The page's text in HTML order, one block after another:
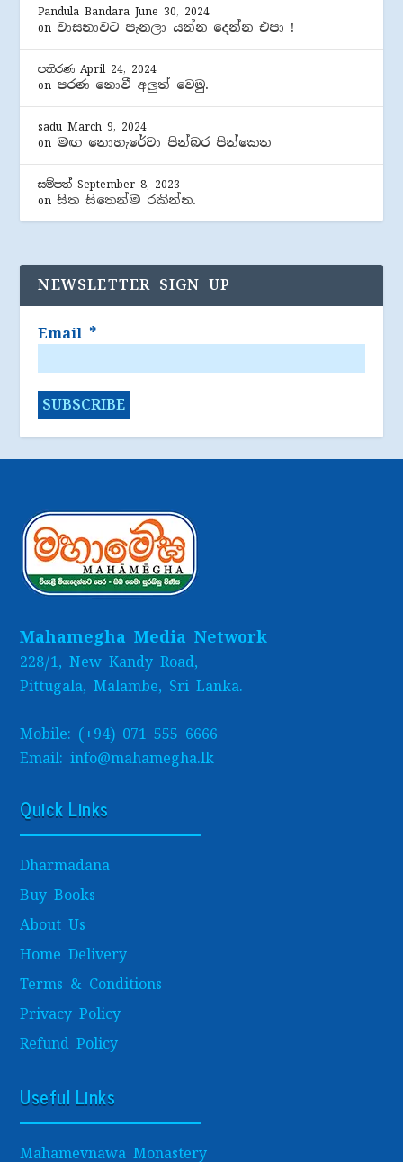
Pandula Bandara June 30, 2024
on වාසනාවට පැනලා යන්න දෙන්න එපා !
පතිරණ April 24, 2024
on පරණ නොවී අලුත් වෙමු.
sadu March 9, 2024
on මඟ නොහැරේවා පින්බර පින්කෙත
සම්පත් September 8, 2023
onසිත සිතෙන්ම රකින්න.
NEWSLETTER SIGN UP
Email *
Mahamegha Media Network
228/1, New Kandy Road,
Pittugala, Malambe, Sri Lanka.
Mobile: (+94) 071 555 6666
Email: info@mahamegha.lk
Quick Links
Dharmadana
Buy Books
About Us
Home Delivery
Terms & Conditions
Privacy Policy
Refund Policy
Useful Links
Mahamevnawa Monastery